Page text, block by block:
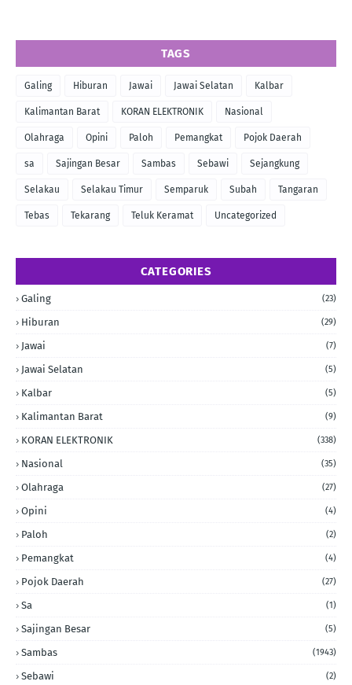
TAGS
Galing Hiburan Jawai Jawai Selatan Kalbar
Kalimantan Barat KORAN ELEKTRONIK Nasional
Olahraga Opini Paloh Pemangkat Pojok Daerah
sa Sajingan Besar Sambas Sebawi Sejangkung
Selakau Selakau Timur Semparuk Subah Tangaran
Tebas Tekarang Teluk Keramat Uncategorized
CATEGORIES
Galing (23)
Hiburan (29)
Jawai (7)
Jawai Selatan (5)
Kalbar (5)
Kalimantan Barat (9)
KORAN ELEKTRONIK (338)
Nasional (35)
Olahraga (27)
Opini (4)
Paloh (2)
Pemangkat (4)
Pojok Daerah (27)
Sa (1)
Sajingan Besar (5)
Sambas (1943)
Sebawi (2)